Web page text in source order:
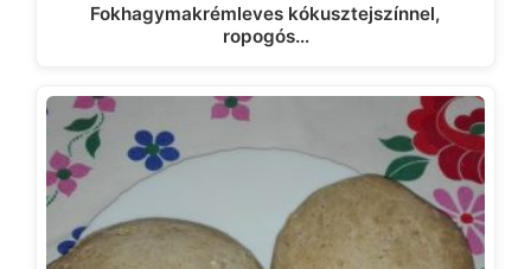
Fokhagymakrémleves kókusztejszínnel,
ropogós…